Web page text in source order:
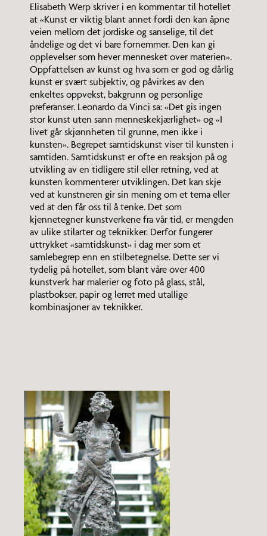
Elisabeth Werp skriver i en kommentar til hotellet
at «Kunst er viktig blant annet fordi den kan åpne
veien mellom det jordiske og sanselige, til det
åndelige og det vi bare fornemmer. Den kan gi
opplevelser som hever mennesket over materien».
Oppfattelsen av kunst og hva som er god og dårlig
kunst er svært subjektiv, og påvirkes av den
enkeltes oppvekst, bakgrunn og personlige
preferanser. Leonardo da Vinci sa: «Det gis ingen
stor kunst uten sann menneskekjærlighet» og «I
livet går skjønnheten til grunne, men ikke i
kunsten». Begrepet samtidskunst viser til kunsten i
samtiden. Samtidskunst er ofte en reaksjon på og
utvikling av en tidligere stil eller retning, ved at
kunsten kommenterer utviklingen. Det kan skje
ved at kunstneren gir sin mening om et tema eller
ved at den får oss til å tenke. Det som
kjennetegner kunstverkene fra vår tid, er mengden
av ulike stilarter og teknikker. Derfor fungerer
uttrykket «samtidskunst» i dag mer som et
samlebegrep enn en stilbetegnelse. Dette ser vi
tydelig på hotellet, som blant våre over 400
kunstverk har malerier og foto på glass, stål,
plastbokser, papir og lerret med utallige
kombinasjoner av teknikker.